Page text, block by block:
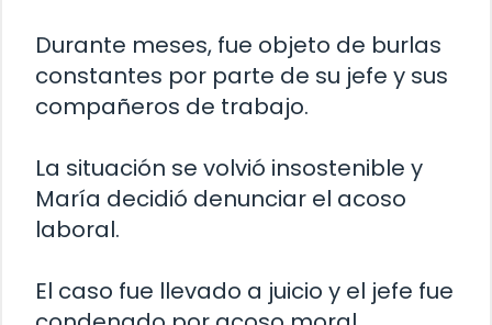
Durante meses, fue objeto de burlas
constantes por parte de su jefe y sus
compañeros de trabajo.
La situación se volvió insostenible y
María decidió denunciar el acoso
laboral.
El caso fue llevado a juicio y el jefe fue